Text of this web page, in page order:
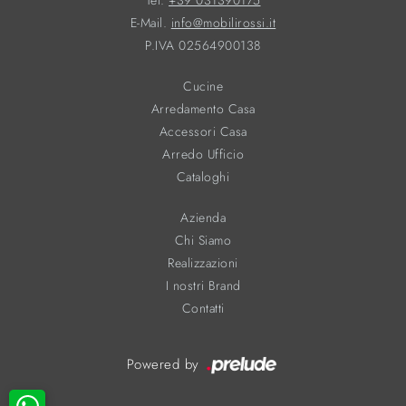
E-Mail. info@mobilirossi.it
P.IVA 02564900138
Cucine
Arredamento Casa
Accessori Casa
Arredo Ufficio
Cataloghi
Azienda
Chi Siamo
Realizzazioni
I nostri Brand
Contatti
Powered by